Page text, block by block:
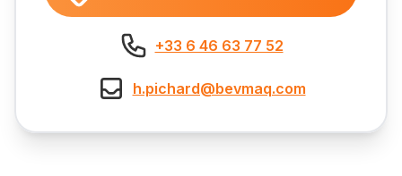
+33 6 46 63 77 52
h.pichard@bevmaq.com